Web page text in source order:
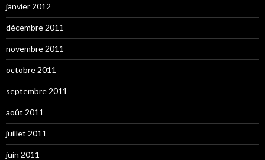
janvier 2012
décembre 2011
novembre 2011
octobre 2011
septembre 2011
août 2011
juillet 2011
juin 2011